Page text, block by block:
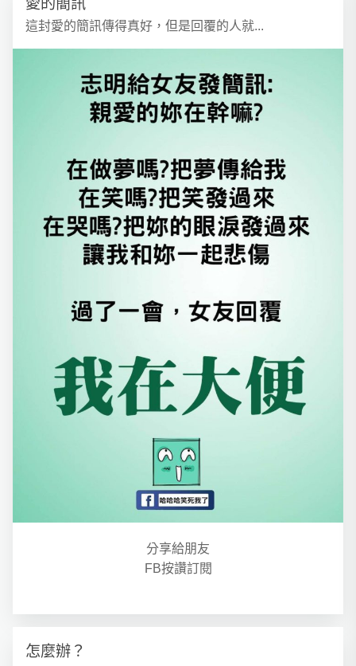
愛的簡訊
這封愛的簡訊傳得真好，但是回覆的人就...
分享給朋友
FB按讚訂閱
怎麼辦？